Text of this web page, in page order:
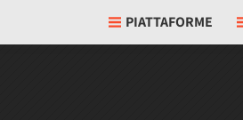
PIATTAFORME